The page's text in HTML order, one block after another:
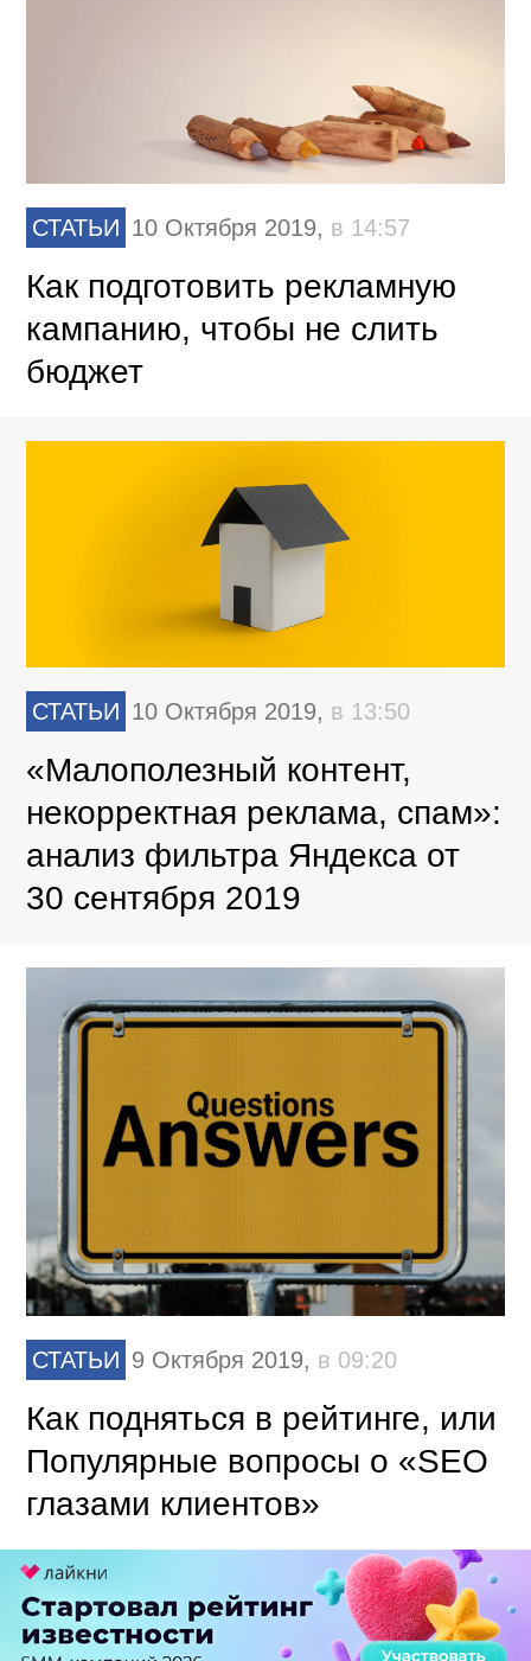
СТАТЬИ 10 Октября 2019, в 14:57
Как подготовить рекламную
кампанию, чтобы не слить
бюджет
СТАТЬИ 10 Октября 2019, в 13:50
«Малополезный контент,
некорректная реклама, спам»:
анализ фильтра Яндекса от
30 сентября 2019
СТАТЬИ 9 Октября 2019, в 09:20
Как подняться в рейтинге, или
Популярные вопросы о «SEO
глазами клиентов»